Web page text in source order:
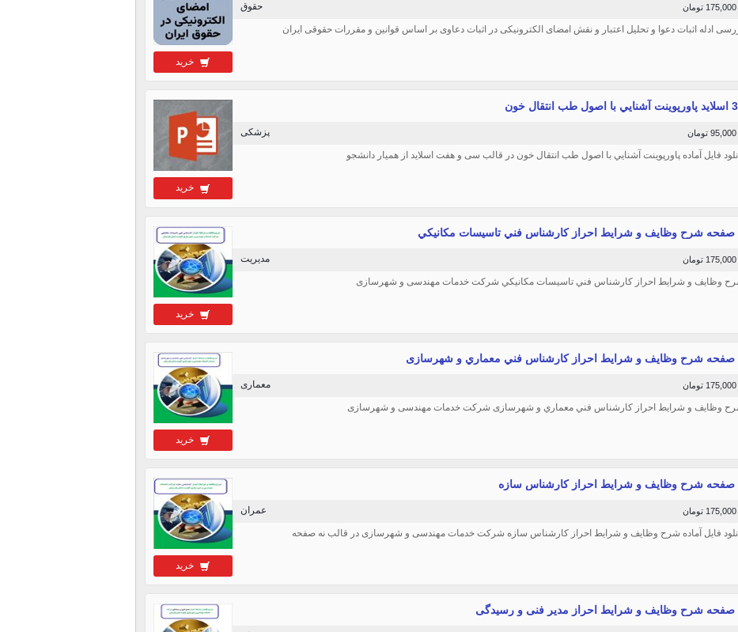
خرید
حقوق 175,000 تومان
ادله اثبات دعوا و تحلیل اعتبار و نقش امضای الکترونیکی در اثبات دعاوی بر اساس قوانین و مقررات حقوقی ایران
خرید
طب انتقال خون
پزشکی 95,000 تومان
فایل آماده پاورپوینت آشنايي با اصول طب انتقال خون در قالب سی و هفت اسلاید از همیار دانشجو
خرید
مدیریت 175,000 تومان
وظایف و شرایط احراز کارشناس فني تاسيسات مکانيکي شرکت خدمات مهندسی و شهرسازی
خرید
معماری 175,000 تومان
وظایف و شرایط احراز کارشناس فني معماري و شهرسازی شرکت خدمات مهندسی و شهرسازی
خرید
عمران 175,000 تومان
فایل آماده شرح وظایف و شرایط احراز کارشناس سازه شرکت خدمات مهندسی و شهرسازی در قالب نه صفحه